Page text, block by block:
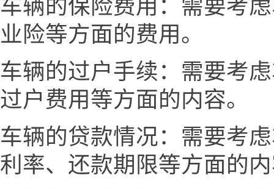
车辆的保险费用：需要考
业险等方面的费用。
车辆的过户手续：需要考
过户费用等方面的内容。
车辆的贷款情况：需要考
利率、还款期限等方面的